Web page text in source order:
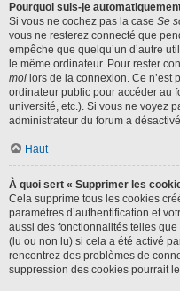
Pourquoi suis-je
Si vous ne cochez pas la case Se
vous ne resterez connecté que
empêche que quelqu’un d’autre
le même ordinateur. Pour rester
moi lors de la connexion. Ce n’est
ordinateur public pour accéder au
université, etc.). Si vous ne voyez
administrateur du forum a
Haut
À quoi sert « Supprimer les
Cela supprime tous les cookies
paramètres d’authentification et
aussi des fonctionnalités telles
(lu ou non lu) si cela a été activé
rencontrez des problèmes de
suppression des cookies pourrait